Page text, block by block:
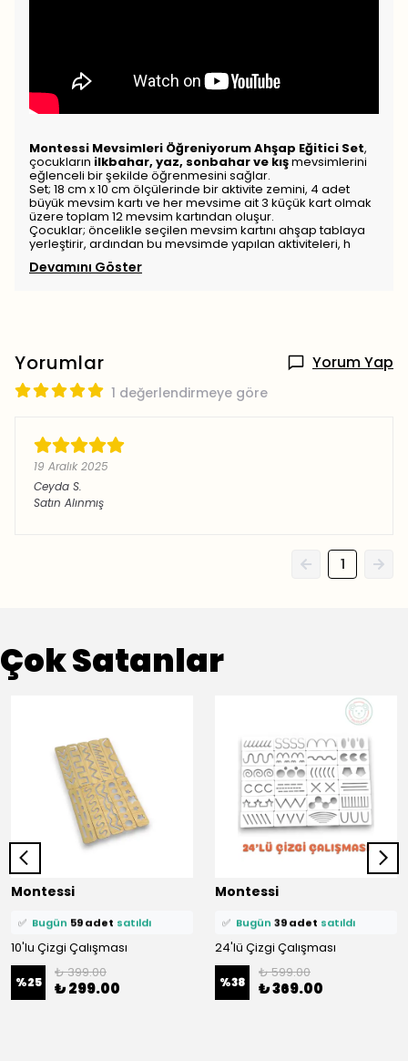
Montessi Mevsimleri Öğreniyorum Ahşap Eğitici Set,
çocukların ilkbahar, yaz, sonbahar ve kışmevsimlerini
eğlenceli bir şekilde öğrenmesini sağlar.
Set; 18 cm x 10 cm ölçülerinde bir aktivite zemini, 4 adet
büyük mevsim kartı ve her mevsime ait 3 küçük kart olmak
üzere toplam 12 mevsim kartından oluşur.
Çocuklar; öncelikle seçilen mevsim kartını ahşap tablaya
yerleştirir, ardından bu mevsimde yapılan aktiviteleri, h
Devamını Göster
Yorumlar Yorum Yap
1 değerlendirmeye göre
19 Aralık 2025
Ceyda S.
Satın Alınmış
1
Çok Satanlar
Montessi
⭐️ Bu ürünü
🛒 89 kişisepetine ekledi!
✅ Bugün 59 adet satıldı
10'lu Çizgi Çalışması
%25
₺ 399.00
₺ 299.00
Montessi
favoriledi!
🛒 69 kişisepetine ekledi!
✅ Bugün 39 adet satıldı
24'lü Çizgi Çalışması
%38
₺ 599.00
₺ 369.00